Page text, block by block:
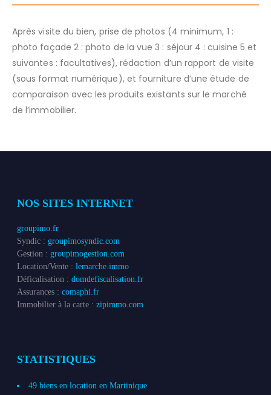
Après visite du bien, prise de photos (4 minimum, 1 :
photo façade 2 : photo de la vue 3 : séjour 4 : cuisine 5 et
suivantes : facultatives), rédaction d’un rapport de visite
(sous format numérique), et fourniture d’une étude de
comparaison avec les produits existants sur le marché
de l’immobilier.
NOS SITES INTERNET
groupimo.fr
Syndic :groupimosyndic.com
Gestion :groupimogestion.com
Location/Vente :lemarche.immo
Déficalisation :domdefiscalisation.fr
Assurances :comaphi.fr
Immobilier à la carte :zipimmo.com
STATISTIQUES
49 biens en location en Martinique